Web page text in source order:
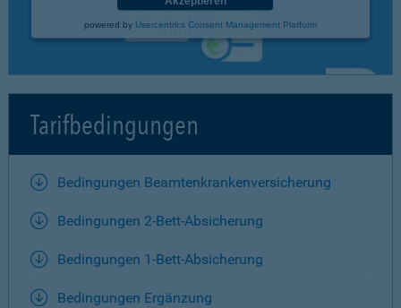
powered by Usercentrics Consent Management Platform
Tarifbedingungen
Bedingungen Beamtenkrankenversicherung
Bedingungen 2-Bett-Absicherung
Bedingungen 1-Bett-Absicherung
Bedingungen Ergänzung